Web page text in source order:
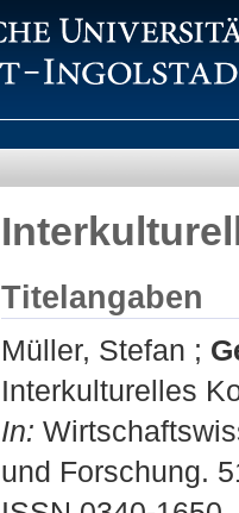
Titelangaben
Müller, Stefan ;
Interkulturelles
In:
und Forschung.